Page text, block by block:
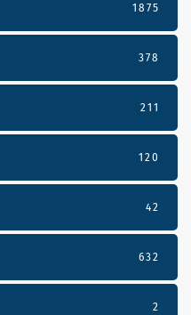
1875
378
211
120
42
632
2